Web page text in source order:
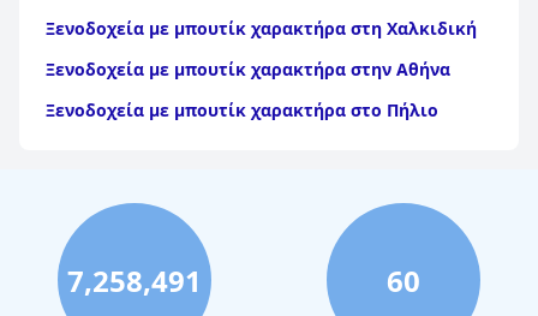
Ξενοδοχεία με μπουτίκ χαρακτήρα στη Χαλκιδική
Ξενοδοχεία με μπουτίκ χαρακτήρα στην Αθήνα
Ξενοδοχεία με μπουτίκ χαρακτήρα στο Πήλιο
7,258,491 60